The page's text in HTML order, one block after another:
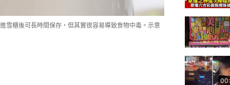
雪櫃後可長時間保存，但其實很容易導致食物中毒。示意